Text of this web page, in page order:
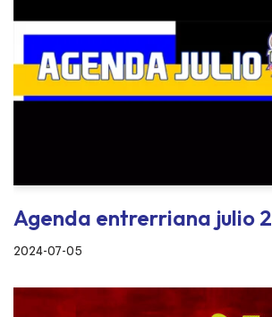
Agenda entrerriana julio
2024-07-05